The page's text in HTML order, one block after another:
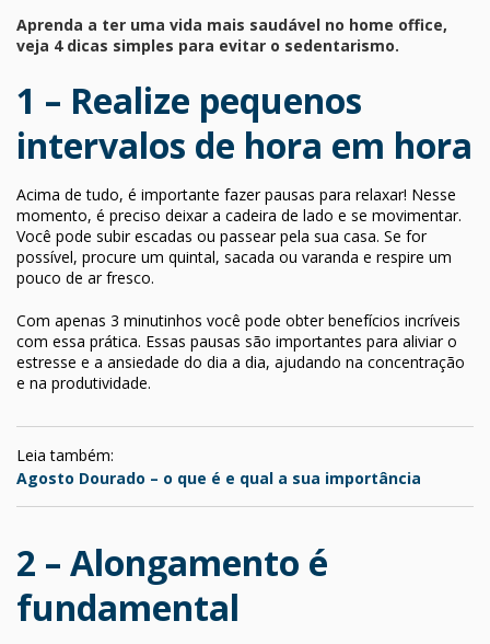
Aprenda a ter uma vida mais saudável no home office,
veja 4 dicas simples para evitar o sedentarismo.
1 – Realize pequenos
intervalos de hora em hora
Acima de tudo, é importante fazer pausas para relaxar! Nesse
momento, é preciso deixar a cadeira de lado e se movimentar.
Você pode subir escadas ou passear pela sua casa. Se for
possível, procure um quintal, sacada ou varanda e respire um
pouco de ar fresco.
Com apenas 3 minutinhos você pode obter benefícios incríveis
com essa prática. Essas pausas são importantes para aliviar o
estresse e a ansiedade do dia a dia, ajudando na concentração
e na produtividade.
Leia também:
Agosto Dourado – o que é e qual a sua importância
2 – Alongamento é
fundamental